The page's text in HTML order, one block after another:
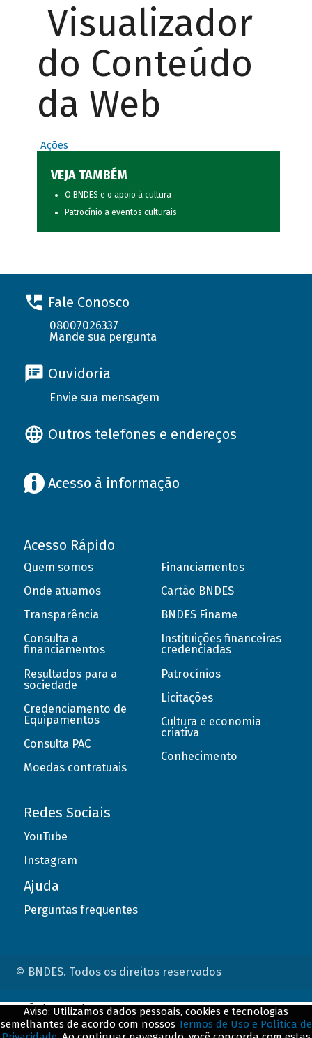
Visualizador
do Conteúdo
da Web
Ações
VEJA TAMBÉM
O BNDES e o apoio à cultura
Patrocínio a eventos culturais
Fale Conosco
08007026337
Mande sua pergunta
Ouvidoria
Envie sua mensagem
Outros telefones e endereços
Acesso à informação
Acesso Rápido
Quem somos
Onde atuamos
Transparência
Consulta a
financiamentos
Resultados para a
sociedade
Credenciamento de
Equipamentos
Consulta PAC
Moedas contratuais
Financiamentos
Cartão BNDES
BNDES Finame
Instituições financeiras
credenciadas
Patrocínios
Licitações
Cultura e economia
criativa
Conhecimento
Redes Sociais
YouTube
Instagram
Ajuda
Perguntas frequentes
© BNDES. Todos os direitos reservados
Aviso: Utilizamos dados pessoais, cookies e tecnologias
semelhantes de acordo com nossos Termos de Uso e Política de
ConteÃºdo complementar
${title}${badge}